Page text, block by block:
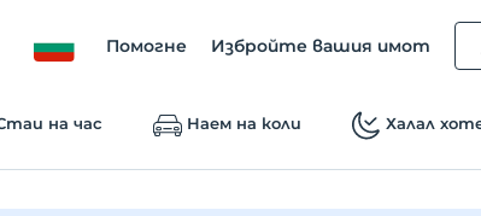
Помогне Избройте вашия имот
на час Наем на коли Халал